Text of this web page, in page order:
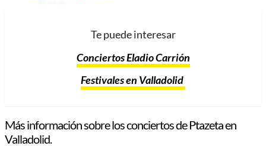
Te puede interesar
Conciertos Eladio Carrión
Festivales en Valladolid
Más información sobre los conciertos de Ptazeta en
Valladolid.